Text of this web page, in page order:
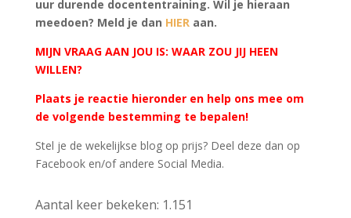
uur durende docententraining. Wil je hieraan
meedoen? Meld je dan HIER aan.
MIJN VRAAG AAN JOU IS: WAAR ZOU JIJ HEEN
WILLEN?
Plaats je reactie hieronder en help ons mee om
de volgende bestemming te bepalen!
Stel je de wekelijkse blogop prijs? Deel deze dan op
Facebook en/of andere Social Media.
Aantal keer bekeken: 1.151